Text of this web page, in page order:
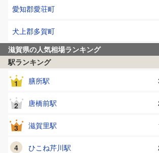
愛知郡愛荘町
犬上郡多賀町
滋賀県の人気相場ランキング
駅ランキング
1 膳所駅
2 唐橋前駅
3 滋賀里駅
4 ひこね芹川駅